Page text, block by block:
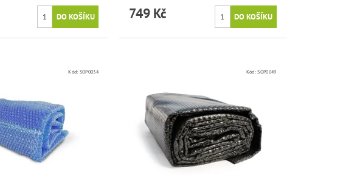
749 Kč
Kód: SOP0034 Kód:SOP0049